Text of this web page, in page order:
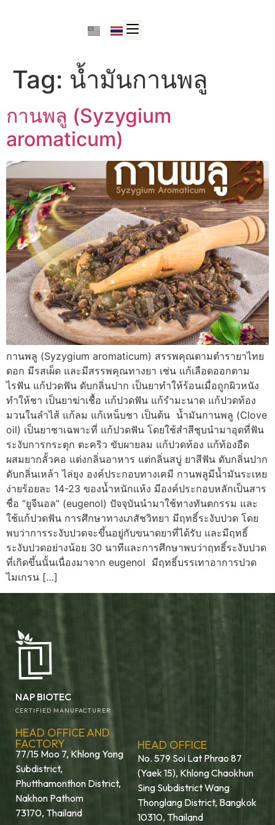
Tag: น้ำมันกานพลู
กานพลู (Syzygium
aromaticum)
กานพลู (Syzygium aromaticum) สรรพคุณตามตำรายาไทย
ดอก มีรสเผ็ด และมีสรรพคุณทางยา เช่น แก้เลือดออกตาม
ไรฟัน แก้ปวดฟัน ดับกลิ่นปาก เป็นยาทำให้ร้อนเมื่อถูกผิวหนัง
ทำให้ชา เป็นยาฆ่าเชื้อ แก้ปวดฟัน แก้รำมะนาด แก้ปวดท้อง
มวนในลำไส้ แก้ลม แก้เหน็บชา เป็นต้น น้ำมันกานพลู (Clove
oil) เป็นยาชาเฉพาะที่ แก้ปวดฟัน โดยใช้สำสีชุบนำมาอุดที่ฟัน
ระงับการกระตุก ตะคริว ขับผายลม แก้ปวดท้อง แก้ท้องอืด
ผสมยากลั้วคอ แต่งกลิ่นอาหาร แต่กลิ่นสบู่ ยาสีฟัน ดับกลิ่นปาก
ดับกลิ่นเหล้า ไล่ยุง องค์ประกอบทางเคมี กานพลูมีน้ำมันระเหย
ง่ายร้อยละ 14-23 ของน้ำหนักแห้ง มีองค์ประกอบหลักเป็นสาร
ชื่อ “ยูจีนอล” (eugenol) ปัจจุบันนำมาใช้ทางทันตกรรม และ
ใช้แก้ปวดฟัน การศึกษาทางเภสัชวิทยา มีฤทธิ์ระงับปวด โดย
พบว่าการระงับปวดจะขึ้นอยู่กับขนาดยาที่ได้รับ และมีฤทธิ์
ระงับปวดอย่างน้อย 30 นาทีและการศึกษาพบว่าฤทธิ์ระงับปวด
ที่เกิดขึ้นนั้นเนื่องมาจาก eugenol มีฤทธิ์บรรเทาอาการปวด
ไมเกรน […]
NAP BIOTEC
CERTIFIED MANUFACTURER
HEAD OFFICE AND
FACTORY
77/15 Moo 7, Khlong Yong
Subdistrict,
Phutthamonthon District,
Nakhon Pathom
73170, Thailand
HEAD OFFICE
No. 579 Soi Lat Phrao 87
(Yaek 15), Khlong Chaokhun
Sing Subdistrict Wang
Thonglang District, Bangkok
10310, Thailand